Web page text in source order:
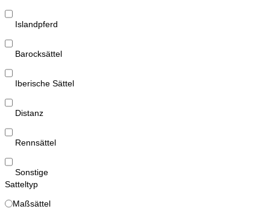
Islandpferd
Barocksättel
Iberische Sättel
Distanz
Rennsättel
Sonstige
Satteltyp
Maßsättel